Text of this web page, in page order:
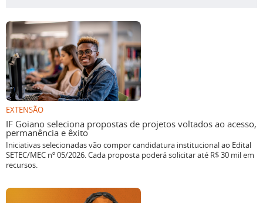
EXTENSÃO
IF Goiano seleciona propostas de projetos voltados ao acesso,
permanência e êxito
Iniciativas selecionadas vão compor candidatura institucional ao Edital
SETEC/MEC nº 05/2026. Cada proposta poderá solicitar até R$ 30 mil em
recursos.